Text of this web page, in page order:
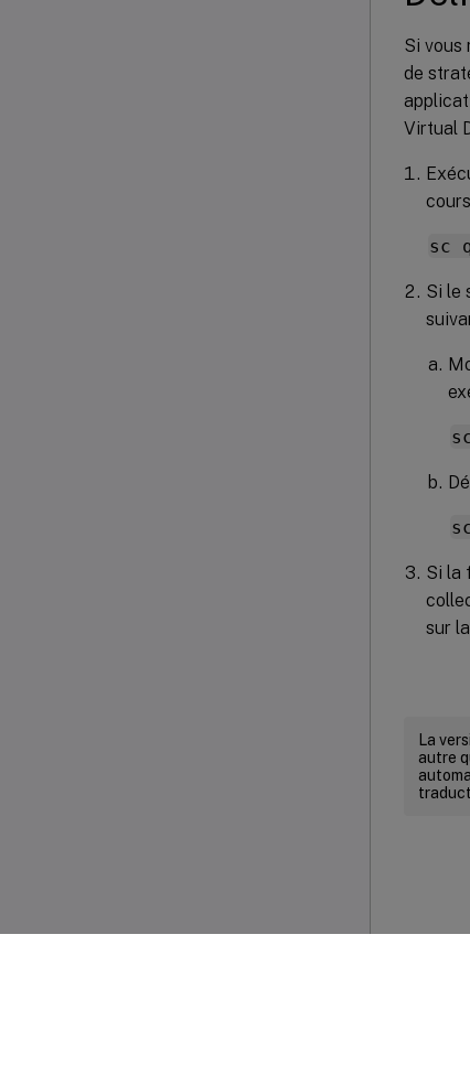
Si vous
de
Virtual
sc
Si le
Si la
sur
La
autre